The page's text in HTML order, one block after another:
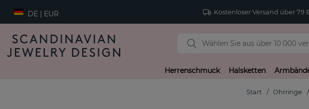
DE | EUR Kostenloser Versand über 79
Herrenschmuck Halsketten
Start Ohrringe